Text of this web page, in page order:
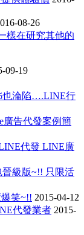
08-26
樣在研究其他的
09-19
也淪陷….LINE行
廣告代發案例簡
代發 LINE廣
晉級版~!! 只限活
笑~!! 2015-04-12
代發業者 2015-